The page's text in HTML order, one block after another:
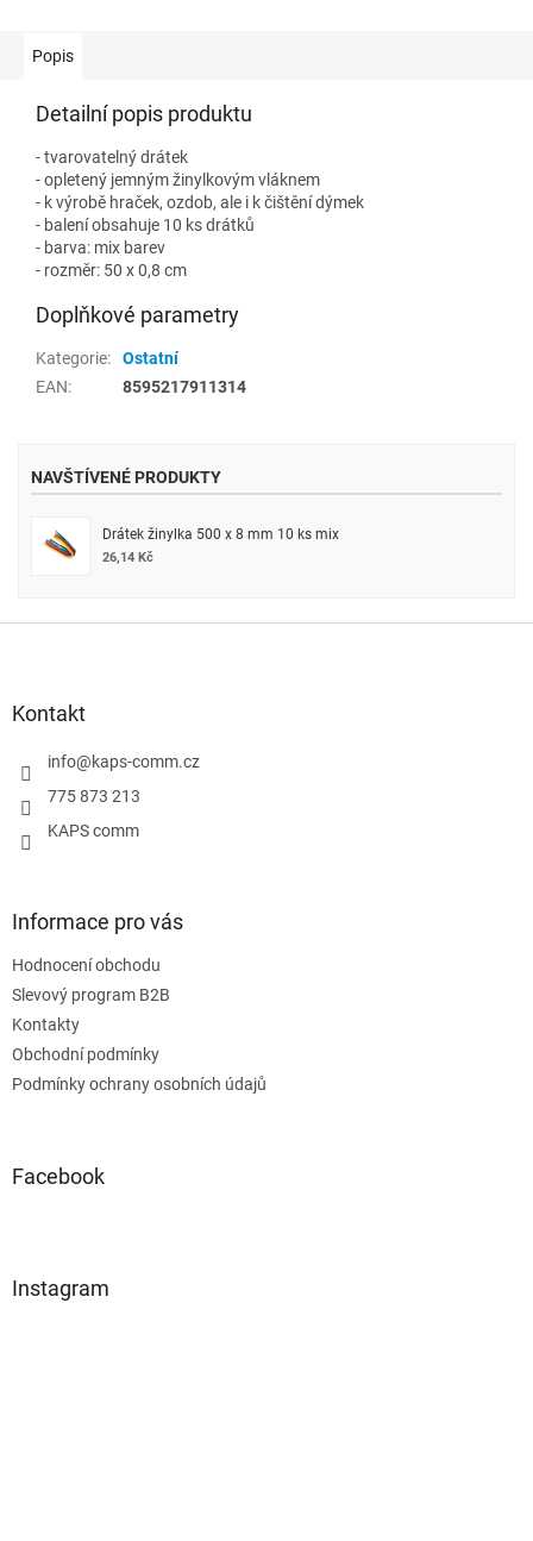
Popis
Detailní popis produktu
- tvarovatelný drátek
- opletený jemným žinylkovým vláknem
- k výrobě hraček, ozdob, ale i k čištění dýmek
- balení obsahuje 10 ks drátků
- barva: mix barev
- rozměr: 50 x 0,8 cm
Doplňkové parametry
Kategorie:
Ostatní
EAN: 8595217911314
NAVŠTÍVENÉ PRODUKTY
Drátek žinylka 500 x 8 mm 10 ks mix
26,14 Kč
Kontakt
info@kaps-comm.cz
775 873 213
KAPS comm
Informace pro vás
Hodnocení obchodu
Slevový program B2B
Kontakty
Obchodní podmínky
Podmínky ochrany osobních údajů
Facebook
Instagram